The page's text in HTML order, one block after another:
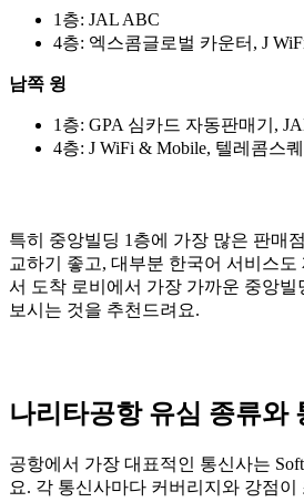
1층: JAL ABC
4층: 엑스콤글로벌 카운터, J
남쪽 윙
1층: GPA 심카드 자동판매기,
4층: J WiFi & Mobile, 텔레콤스
특히 중앙빌딩 1층에 가장 많은 판매
교하기 좋고, 대부분 한국어 서비스
서 도착 로비에서 가장 가까운 중앙빌
보시는 것을 추천드려요.
나리타공항 유심 종류와
공항에서 가장 대표적인 통신사는
요. 각 통신사마다 커버리지와 강점이